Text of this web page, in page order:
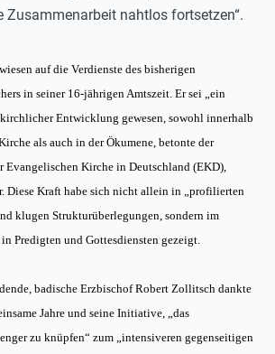
Zusammenarbeit nahtlos fortsetzen“.
auf die Verdienste des bisherigen
in seiner 16-jährigen Amtszeit. Er sei „ein
Entwicklung gewesen, sowohl innerhalb
als auch in der Ökumene, betonte der
Evangelischen Kirche in Deutschland (EKD),
Diese Kraft habe sich nicht allein in „profilierten
klugen Strukturüberlegungen, sondern im
Predigten und Gottesdiensten gezeigt.
badische Erzbischof Robert Zollitsch dankte
Jahre und seine Initiative, „das
zu knüpfen“ zum „intensiveren gegenseitigen